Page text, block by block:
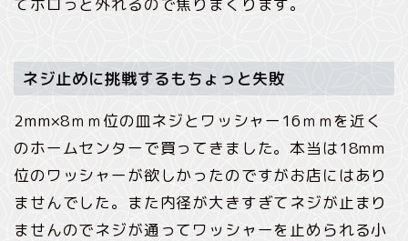
ネジ止めに挑戦するもちょっと失敗
2mm×8ｍｍ位の皿ネジとワッシャー16ｍｍを近く
のホームセンターで買ってきました。本当は18mm
位のワッシャーが欲しかったのですがお店にはあり
ませんでした。また内径が大きすぎてネジが止まり
ませんのでネジが通ってワッシャーを止められる小